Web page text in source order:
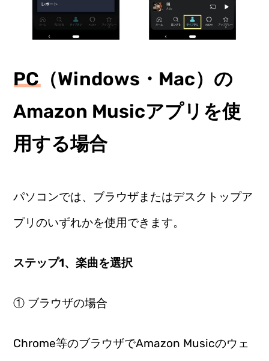
PC（Windows・Mac）の
Amazon Musicアプリを使
用する場合
パソコンでは、ブラウザまたはデスクトップア
プリのいずれかを使用できます。
ステップ1、楽曲を選択
① ブラウザの場合
Chrome等のブラウザでAmazon Musicのウェ